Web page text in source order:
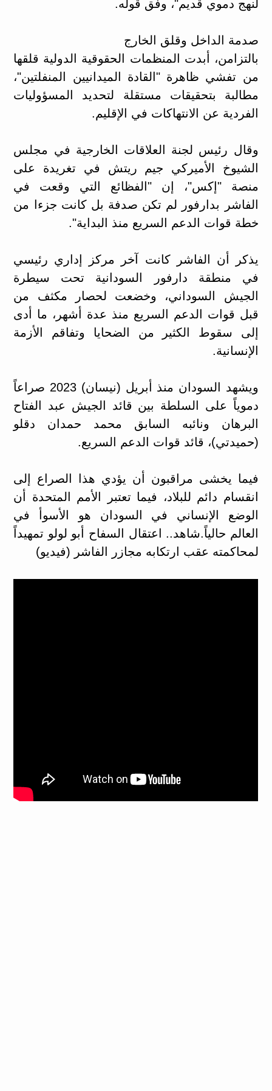
لنهج دموي قديم"، وفق قوله.
صدمة الداخل وقلق الخارج
بالتزامن، أبدت المنظمات الحقوقية الدولية قلقها
من تفشي ظاهرة "القادة الميدانيين المنفلتين"،
مطالبة بتحقيقات مستقلة لتحديد المسؤوليات
الفردية عن الانتهاكات في الإقليم.
وقال رئيس لجنة العلاقات الخارجية في مجلس
الشيوخ الأميركي جيم ريتش في تغريدة على
منصة "إكس"، إن "الفظائع التي وقعت في
الفاشر بدارفور لم تكن صدفة بل كانت جزءا من
خطة قوات الدعم السريع منذ البداية".
يذكر أن الفاشر كانت آخر مركز إداري رئيسي
في منطقة دارفور السودانية تحت سيطرة
الجيش السوداني، وخضعت لحصار مكثف من
قبل قوات الدعم السريع منذ عدة أشهر، ما أدى
إلى سقوط الكثير من الضحايا وتفاقم الأزمة
الإنسانية.
ويشهد السودان منذ أبريل (نيسان) 2023 صراعاً
دموياً على السلطة بين قائد الجيش عبد الفتاح
البرهان ونائبه السابق محمد حمدان دقلو
(حميدتي)، قائد قوات الدعم السريع.
فيما يخشى مراقبون أن يؤدي هذا الصراع إلى
انقسام دائم للبلاد، فيما تعتبر الأمم المتحدة أن
الوضع الإنساني في السودان هو الأسوأ في
العالم حالياً.شاهد.. اعتقال السفاح أبو لولو تمهيداً
لمحاكمته عقب ارتكابه مجازر الفاشر (فيديو)